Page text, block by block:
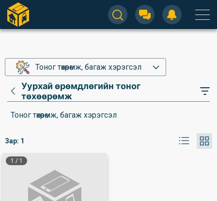
Тоног төхөөрөмж, багаж хэрэгсэл
Уурхай өрөмдлөгийн тоног
төхөөрөмж
Тоног төхөөрөмж, багаж хэрэгсэл
Зар: 1
1 / 1